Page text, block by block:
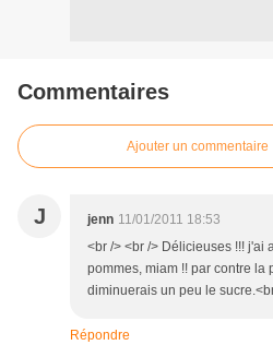
Commentaires
Ajouter un commentaire
J jenn 11/01/2011 18:53
<br /> <br /> Délicieuses !!! j'ai
pommes, miam !! par contre
diminuerais un peu le
Répondre